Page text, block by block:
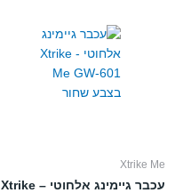
Xtrike Me
עכבר גיימינג אלחוטי – Xtrike